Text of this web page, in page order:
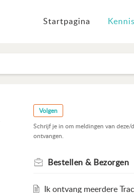
Startpagina
Volgen
Schrijf je in om meldingen van deze/
ontvangen.
Bestellen & Bezorgen
Ik ontvang meerdere